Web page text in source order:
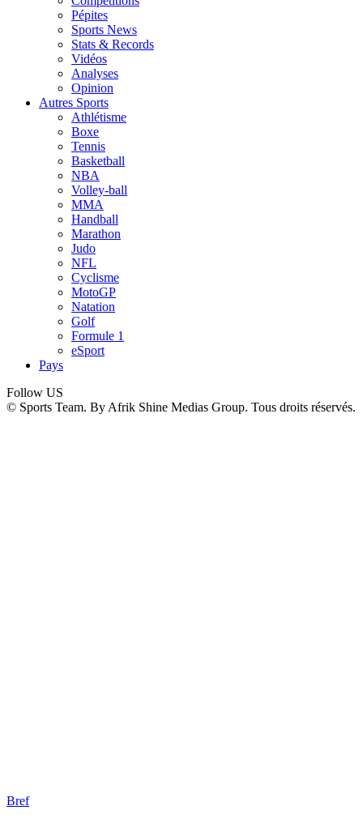
Pépites
Sports News
Stats & Records
Vidéos
Analyses
Opinion
Autres Sports
Athlétisme
Boxe
Tennis
Basketball
NBA
Volley-ball
MMA
Handball
Marathon
Judo
NFL
Cyclisme
MotoGP
Natation
Golf
Formule 1
eSport
Pays
Follow US
© Sports Team. By Afrik Shine Medias Group. Tous droits réservés.
Bref